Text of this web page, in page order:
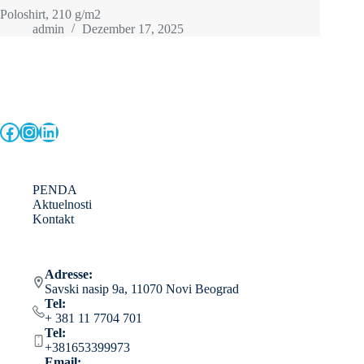
Poloshirt, 210 g/m2
admin
Dezember 17, 2025
Facebook
Instagram
LinkedIn
PENDA
Aktuelnosti
Kontakt
Adresse:
Savski nasip 9a, 11070 Novi Beograd
Tel:
+ 381 11 7704 701
Tel:
+381653399973